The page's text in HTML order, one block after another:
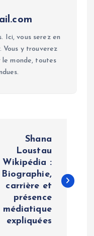
Ici, vous serez en
Vous y trouverez
le monde, toutes
Shana
Loustau
Wikipédia :
Biographie,
carrière et
présence
médiatique
expliquées